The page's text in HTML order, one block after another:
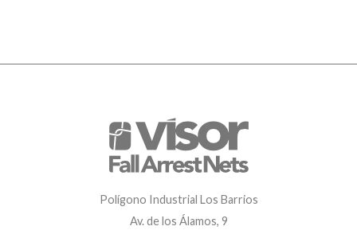
Polígono Industrial Los Barrios
Av. de los Álamos, 9